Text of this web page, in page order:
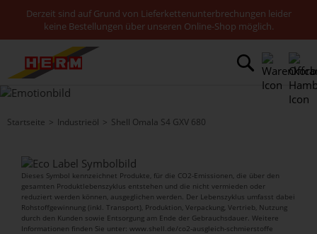
Derzeit sind auf Grund von Lieferkettenunterbrechungen leider
keine Bestellungen über unseren Online-Shop möglich.
Startseite Industrieöl Shell Omala S4 GXV 680
Dieses Symbol kennzeichnet Produkte, für die CO2-Emissionen, die über den
gesamten Produktlebenszyklus entstehen und die nicht vermieden oder
reduziert werden können, ausgeglichen werden. Der Lebenszyklus umfasst dabei
Rohstoffgewinnung (inkl. Transport), Produktion, Verpackung, Vertrieb, Nutzung
durch den Kunden sowie Entsorgung am Ende der Gebrauchsdauer. Weitere
Informationen finden Sie unter: www.shell.de/co2-ausgleich-schmierstoffe